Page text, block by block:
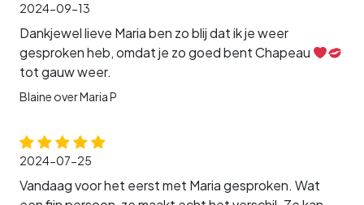
2024-09-13
Dankjewel lieve Maria ben zo blij dat ik je weer
gesproken heb, omdat je zo goed bent Chapeau
tot gauw weer.
Blaine over Maria P
2024-07-25
Vandaag voor het eerst met Maria gesproken. Wat